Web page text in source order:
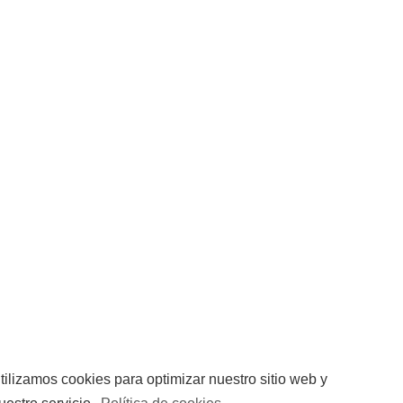
cookies para optimizar nuestro sitio web y